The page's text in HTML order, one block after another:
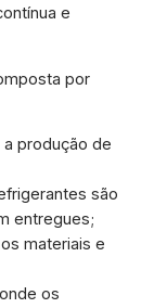
e
por
produção de
são
entregues;
materiais e
os